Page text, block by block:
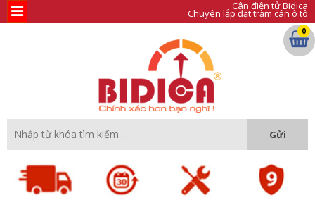
Cân điện tử Bidica
Chuyên lắp đặt trạm cân ô tô
0